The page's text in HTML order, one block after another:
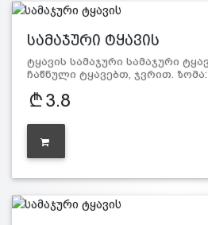
სამაჯური ტყავის
ტყავის სამაჯური სამაჯური
ჩაწნული ტყავებთ, ჯვრით. ზომა:
3.8